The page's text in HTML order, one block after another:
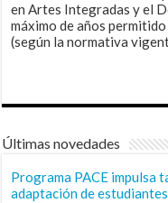
en Artes Integradas y el
máximo de años
(según la normativa
Últimas novedades
Programa PACE impulsa
adaptación de